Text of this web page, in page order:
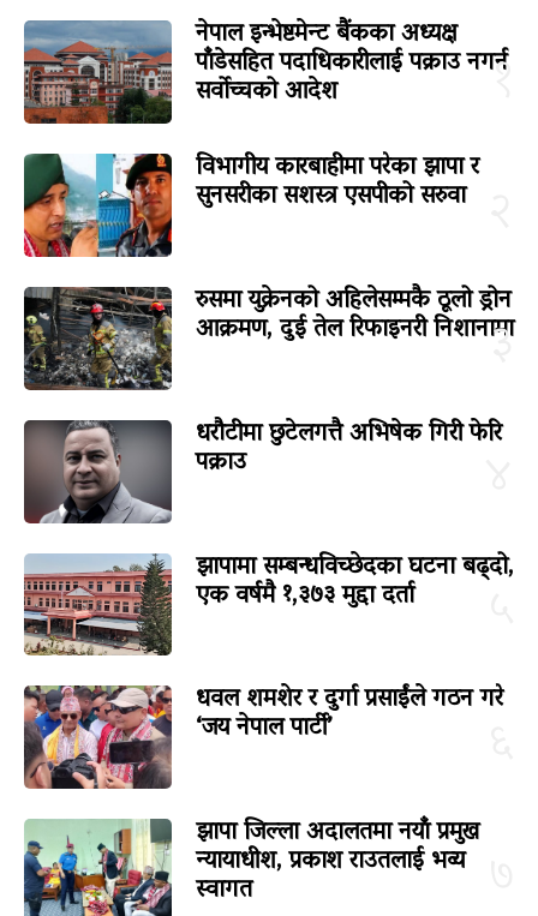
१
नेपाल इन्भेष्टमेन्ट बैंकका अध्यक्ष
पाँडेसहित पदाधिकारीलाई पक्राउ नगर्न
सर्वोच्चको आदेश
विभागीय कारबाहीमा परेका झापा र
सुनसरीका सशस्त्र एसपीको सरुवा
३
रुसमा युक्रेनको अहिलेसम्मकै ठूलो ड्रोन
आक्रमण, दुई तेल रिफाइनरी निशानामा
धरौटीमा छुटेलगत्तै अभिषेक गिरी फेरि
पक्राउ
झापामा सम्बन्धविच्छेदका घटना बढ्दो,
एक वर्षमै १,३७३ मुद्दा दर्ता
धवल शमशेर र दुर्गा प्रसाईंले गठन गरे
‘जय नेपाल पार्टी’
झापा जिल्ला अदालतमा नयाँ प्रमुख
न्यायाधीश, प्रकाश राउतलाई भव्य
स्वागत